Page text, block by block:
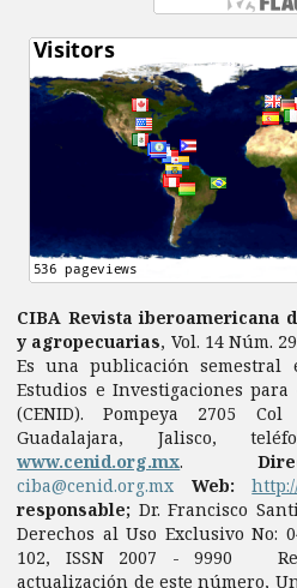
CIBA Revista iberoamericana
y agropecuarias, Vol. 14 Núm.
Es una publicación
Estudios e Investigaciones para
(CENID). Pompeya 2705 Col
Guadalajara, Jalisco,
www.cenid.org.mx.
ciba@cenid.org.mx
Web:
responsable; Dr. Francisco
Derechos al Uso Exclusivo No:
102, ISSN 2007 - 9990
actualización de este número,